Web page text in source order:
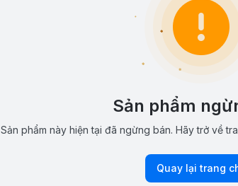
Sản phẩm
Sản phẩm này hiện tại đã ngừng bán. Hãy trở về
Quay lại trang